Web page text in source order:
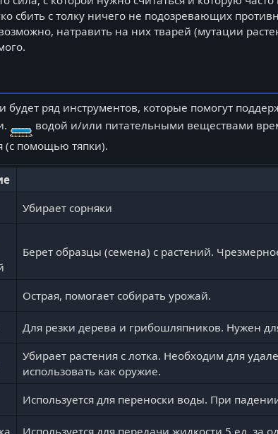
сбить с толку ничего не подозревающих
натравить на них тварей (мутации
ряд инструментов, которые помогут
водой и/или питательными веществами
(с помощью тяпки).
Убирает сорняки
Берет образцы (семена) с растений.
Острая, помогает собирать урожай.
Для резки дерева и грибошляпников. Нужен
Убирает растения с лотка. Необходим для
использовать как оружие.
Используется для переноски воды. При